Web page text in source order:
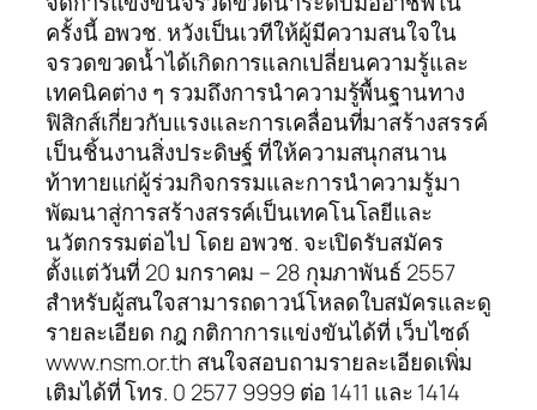
ครั้งนี้ อพวช. หวังเป็นเวทีให้ผู้มีความสนใจใน
จรวดขวดน้ำได้เกิดการแลกเปลี่ยนความรู้และ
เทคนิคต่าง ๆ รวมถึงการนำความรู้พื้นฐานทาง
ฟิสิกส์เกี่ยวกับแรงและการเคลื่อนที่มาสร้างสรรค์
เป็นชิ้นงานสิ่งประดิษฐ์ ที่ให้ความสนุกสนาน
ท้าทายแก่ผู้ร่วมกิจกรรมและการนำความรู้มา
พัฒนาสู่การสร้างสรรค์เป็นเทคโนโลยีและ
นวัตกรรมต่อไป โดย อพวช. จะเปิดรับสมัคร
ตั้งแต่วันที่ 20 มกราคม – 28 กุมภาพันธ์ 2557
สำหรับผู้สนใจสามารถดาวน์โหลดใบสมัครและดู
รายละเอียด กฎ กติกาการแข่งขันได้ที่ เว็บไซด์
www.nsm.or.th สนใจสอบถามรายละเอียดเพิ่ม
เติมได้ที่ โทร. 0 2577 9999 ต่อ 1411 และ 1414